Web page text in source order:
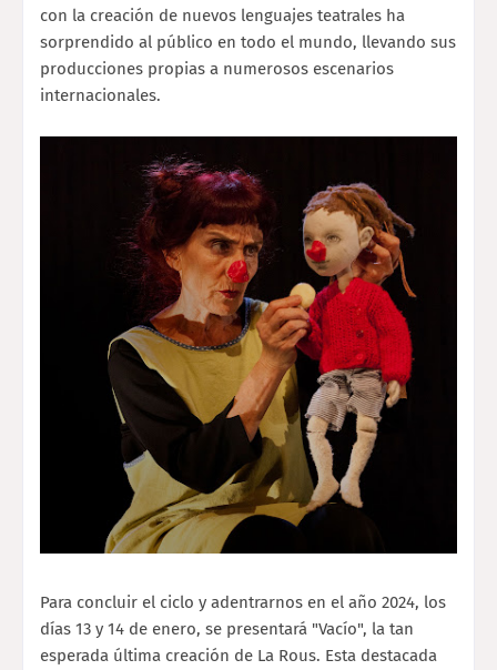
con la creación de nuevos lenguajes teatrales ha
sorprendido al público en todo el mundo, llevando sus
producciones propias a numerosos escenarios
internacionales.
Para concluir el ciclo y adentrarnos en el año 2024, los
días 13 y 14 de enero, se presentará "Vacío", la tan
esperada última creación de La Rous. Esta destacada